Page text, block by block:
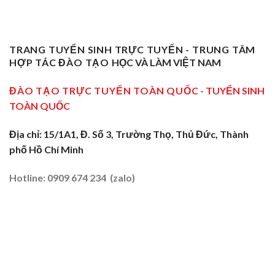
Nghề
Cửa
Ngõ
Miền
2026
Tây
Ninh:
Truyền
Tại
Dạy
Nghề
Sơ
Tại
Nghề
Tại
Lúa
TRANG TUYỂN SINH TRỰC TUYẾN - TRUNG TÂM
HỢP TÁC ĐÀO TẠO HỌC VÀ LÀM VIỆT NAM
ĐÀO TẠO TRỰC TUYẾN TOÀN QUỐC - TUYỂN SINH
TOÀN QUỐC
Địa chỉ: 15/1A1, Đ. Số 3, Trường Thọ, Thủ Đức, Thành
phố Hồ Chí Minh
Hotline: 0909 674 234 (zalo)